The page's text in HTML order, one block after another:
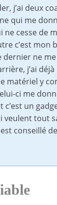
j’ai deux
qui me
cesse de
c’est
dernier ne
j’ai
matériel y
ci me
c’est un
veulent tout
conseillé